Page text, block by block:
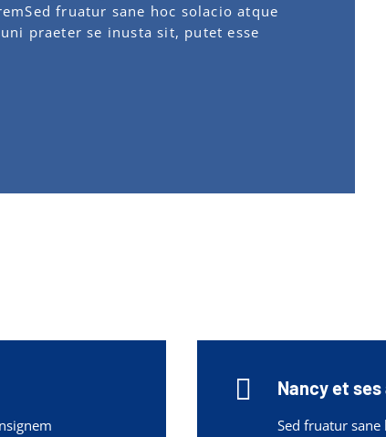
Sed fruatur sane hoc solacio atque
praeter se inusta sit, putet esse
 Nancy et
Sed fruatur